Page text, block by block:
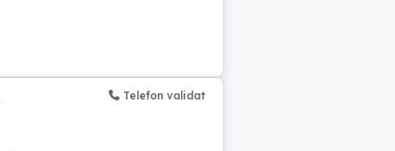
Telefon validat